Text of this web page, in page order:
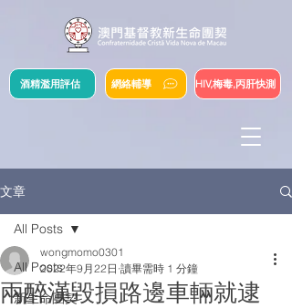
網絡輔導
酒精濫用評估 HIV,梅毒,丙肝快測
文章
All Posts
新生命團契
All Posts
兩醉漢毀損路邊車輛就逮
wongmomo0301
2022年9月22日 讀畢需時 1 分鐘